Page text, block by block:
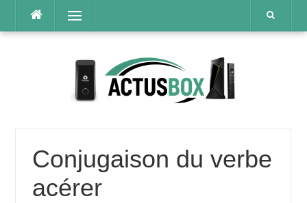
contenu
Menu
Conjugaison du verbe
acérer